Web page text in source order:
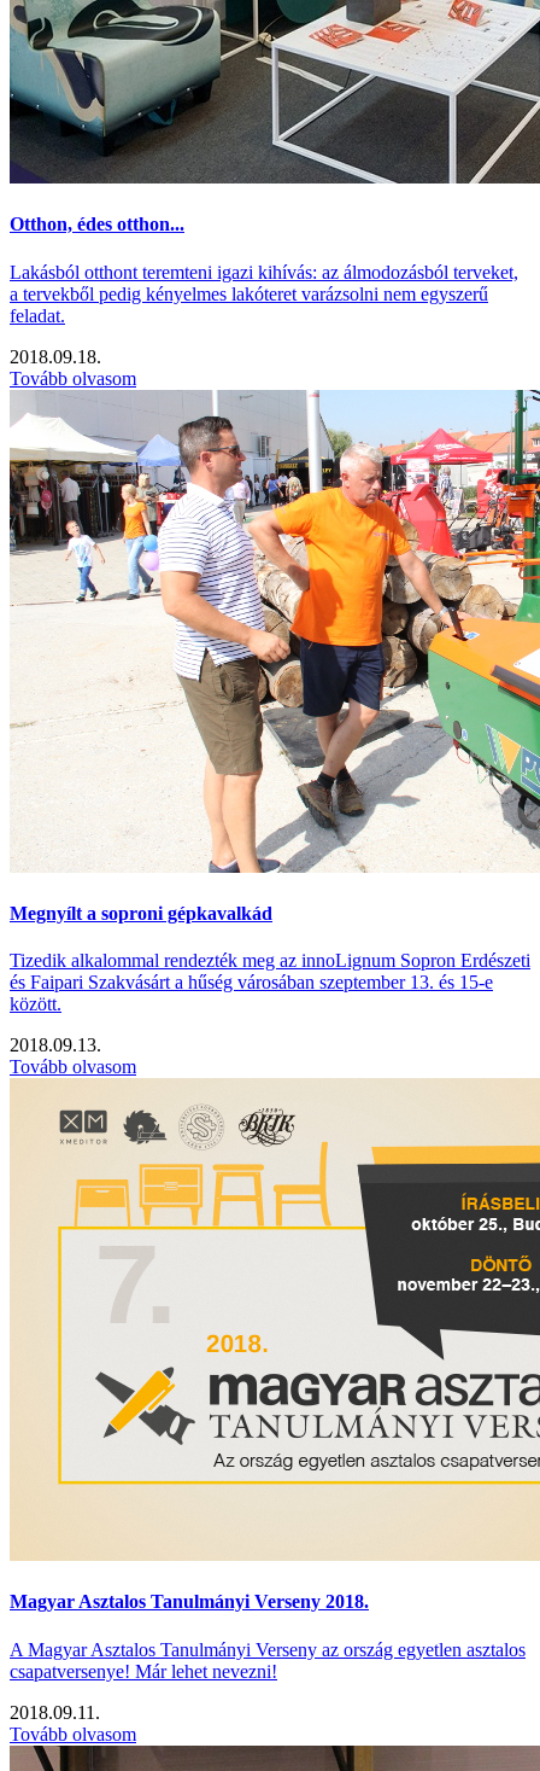
Otthon, édes otthon...
Lakásból otthont teremteni igazi kihívás: az álmodozásból terveket,
a tervekből pedig kényelmes lakóteret varázsolni nem egyszerű
feladat.
2018.09.18.
Tovább olvasom
Megnyílt a soproni gépkavalkád
Tizedik alkalommal rendezték meg az innoLignum Sopron Erdészeti
és Faipari Szakvásárt a hűség városában szeptember 13. és 15-e
között.
2018.09.13.
Tovább olvasom
Magyar Asztalos Tanulmányi Verseny 2018.
A Magyar Asztalos Tanulmányi Verseny az ország egyetlen asztalos
csapatversenye! Már lehet nevezni!
2018.09.11.
Tovább olvasom